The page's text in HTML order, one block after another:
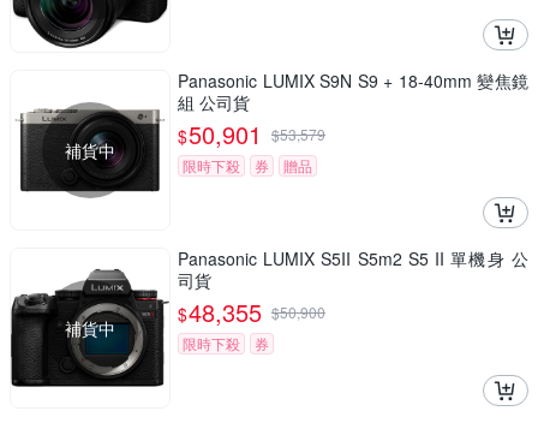
補貨中
Panasonic LUMIX S9N S9 + 18-40mm 變焦鏡
組 公司貨
$50,901 $53,579
限時下殺
券 贈品
補貨中
Panasonic LUMIX S5II S5m2 S5 II 單機身 公
司貨
$48,355 $50,900
限時下殺
券